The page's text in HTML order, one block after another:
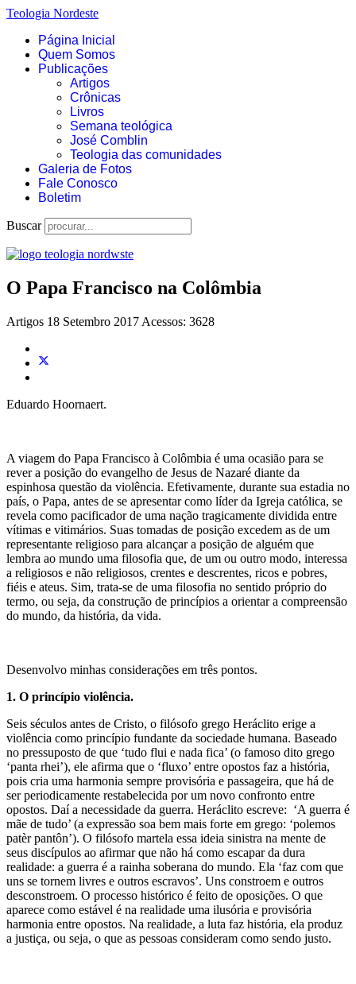
Teologia Nordeste
Página Inicial
Quem Somos
Publicações
Artigos
Crônicas
Livros
Semana teológica
José Comblin
Teologia das comunidades
Galeria de Fotos
Fale Conosco
Boletim
Buscar
O Papa Francisco na Colômbia
Artigos 18 Setembro 2017 Acessos: 3628
Eduardo Hoornaert.
A viagem do Papa Francisco à Colômbia é uma ocasião para se
rever a posição do evangelho de Jesus de Nazaré diante da
espinhosa questão da violência. Efetivamente, durante sua estadia no
país, o Papa, antes de se apresentar como líder da Igreja católica, se
revela como pacificador de uma nação tragicamente dividida entre
vítimas e vitimários. Suas tomadas de posição excedem as de um
representante religioso para alcançar a posição de alguém que
lembra ao mundo uma filosofia que, de um ou outro modo, interessa
a religiosos e não religiosos, crentes e descrentes, ricos e pobres,
fiéis e ateus. Sim, trata-se de uma filosofia no sentido próprio do
termo, ou seja, da construção de princípios a orientar a compreensão
do mundo, da história, da vida.
Desenvolvo minhas considerações em três pontos.
1. O princípio violência.
Seis séculos antes de Cristo, o filósofo grego Heráclito erige a
violência como princípio fundante da sociedade humana. Baseado
no pressuposto de que ‘tudo flui e nada fica’ (o famoso dito grego
‘panta rhei’), ele afirma que o ‘fluxo’ entre opostos faz a história,
pois cria uma harmonia sempre provisória e passageira, que há de
ser periodicamente restabelecida por um novo confronto entre
opostos. Daí a necessidade da guerra. Heráclito escreve: ‘A guerra é
mãe de tudo’ (a expressão soa bem mais forte em grego: ‘polemos
patèr pantôn’). O filósofo martela essa ideia sinistra na mente de
seus discípulos ao afirmar que não há como escapar da dura
realidade: a guerra é a rainha soberana do mundo. Ela ‘faz com que
uns se tornem livres e outros escravos’. Uns constroem e outros
desconstroem. O processo histórico é feito de oposições. O que
aparece como estável é na realidade uma ilusória e provisória
harmonia entre opostos. Na realidade, a luta faz história, ela produz
a justiça, ou seja, o que as pessoas consideram como sendo justo.